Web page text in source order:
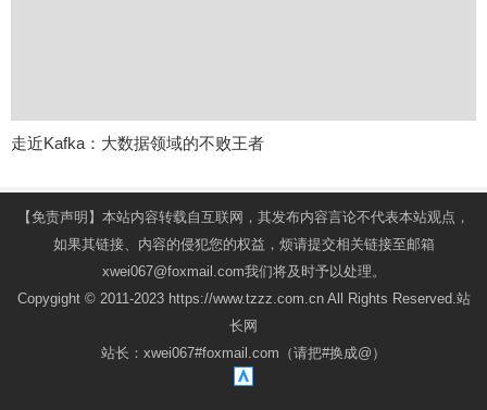
走近Kafka：大数据领域的不败王者
【免责声明】本站内容转载自互联网，其发布内容言论不代表本站观点，
如果其链接、内容的侵犯您的权益，烦请提交相关链接至邮箱
xwei067@foxmail.com我们将及时予以处理。
Copygight © 2011-2023 https://www.tzzz.com.cn All Rights Reserved.站
长网
站长：xwei067#foxmail.com（请把#换成@）